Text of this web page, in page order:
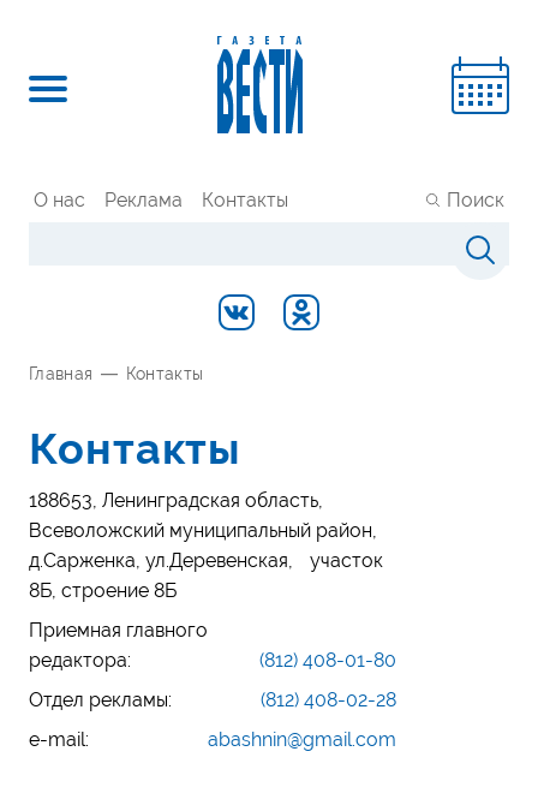
О нас Реклама Контакты Поиск
Главная — Контакты
Контакты
188653, Ленинградская область,
Всеволожский муниципальный район,
д.Сарженка, ул.Деревенская, участок
8Б, строение 8Б
Приемная главного
редактора:
(812) 408-01-80
Отдел рекламы:
(812) 408-02-28
e-mail:
abashnin@gmail.com